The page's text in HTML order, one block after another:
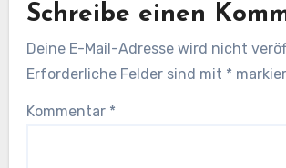
Schreibe einen
Deine E-Mail-Adresse wird nicht
Erforderliche Felder sind mit *
Kommentar *